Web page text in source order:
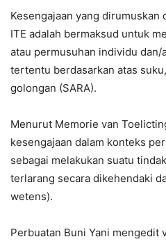
Kesengajaan yang dirumuskan
ITE adalah bermaksud untuk
atau permusuhan individu dan/
tertentu berdasarkan atas
golongan (SARA).
Menurut Memorie van
kesengajaan dalam konteks
sebagai melakukan suatu
terlarang secara dikehendaki
wetens).
Perbuatan Buni Yani mengedit